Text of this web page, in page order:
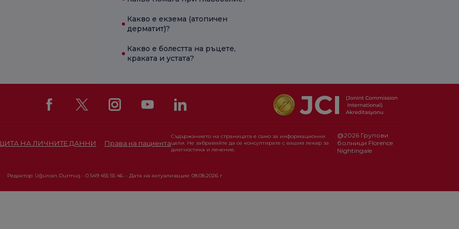
Какво е екзема (атопичен
дерматит)?
Какво е болестта на ръцете,
краката и устата?
НА ЛИЧНИТЕ ДАННИ Права на пациента
Съдържанието на страницата е само за информационни
цели. Не забравяйте да се консултирате с вашия лекар за
диагностика и лечение.
@2026 Групови
болници Florence
Nightingale
Редактор: Uğurcan Durmuş - 0 549 455 55 46. - Дата на актуализация: 08.08.2026 г